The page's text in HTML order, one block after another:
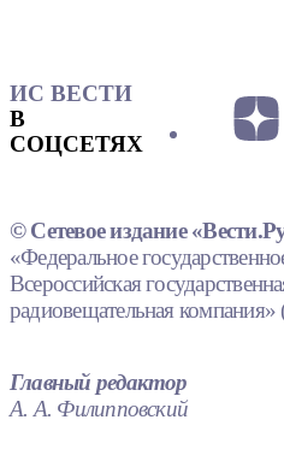
ИС ВЕСТИ
В
СОЦСЕТЯХ
© Сетевое издание
«Федеральное
Всероссийская
радиовещательная
Главный редактор
А. А. Филипповский